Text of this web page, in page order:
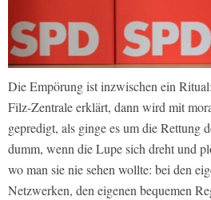
Die Empörung ist inzwischen ein
Filz-Zentrale erklärt, dann wird mit
gepredigt, als ginge es um die Rettung
dumm, wenn die Lupe sich dreht und
wo man sie nie sehen wollte: bei den
Netzwerken, den eigenen bequemen